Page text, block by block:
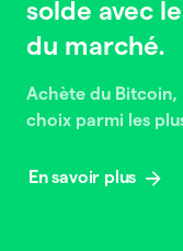
solde avec
du marché.
Achète du Bitcoin,
choix parmi les
En savoir plus